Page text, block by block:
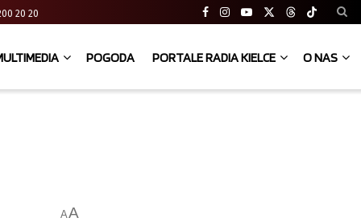
200 20 20
POGODA PORTALE RADIA KIELCE O NAS
AA